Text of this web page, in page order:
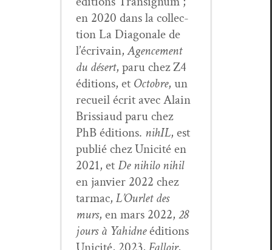
en 2020 dans la col­lec­
tion La Diag­o­nale de
l’écrivain,Agence­ment
du désert, paru chez Z4
édi­tions, et Octo­bre, un
recueil écrit avec Alain
Bris­si­aud paru chez
PhB édi­tions. nihIL, est
pub­lié chez Unic­ité en
2021, etDe nihi­lo nihil
en jan­vi­er 2022 chez
tar­mac, L’Ourlet des
murs, en mars 2022, 28
jours à Yahidneédi­tions